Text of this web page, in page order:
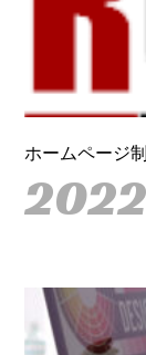
ホームページ